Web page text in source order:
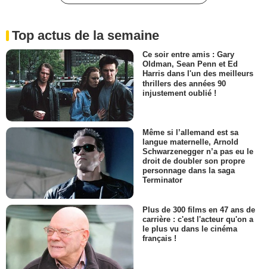
Top actus de la semaine
Ce soir entre amis : Gary
Oldman, Sean Penn et Ed
Harris dans l'un des meilleurs
thrillers des années 90
injustement oublié !
Même si l’allemand est sa
langue maternelle, Arnold
Schwarzenegger n’a pas eu le
droit de doubler son propre
personnage dans la saga
Terminator
Plus de 300 films en 47 ans de
carrière : c'est l'acteur qu'on a
le plus vu dans le cinéma
français !